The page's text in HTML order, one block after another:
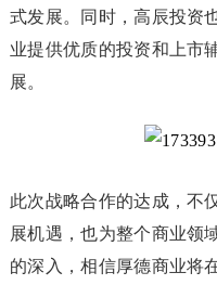
式发展。同时，高辰投资
业提供优质的投资和上市
展。
此次战略合作的达成，不
展机遇，也为整个商业领
的深入，相信厚德商业将